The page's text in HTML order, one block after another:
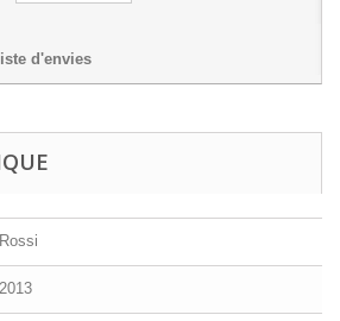
d'envies
Rossi
2013